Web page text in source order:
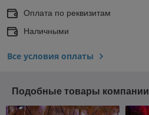
Оплата по реквизитам
Наличными
Все условия оплаты
Подобные товары компании